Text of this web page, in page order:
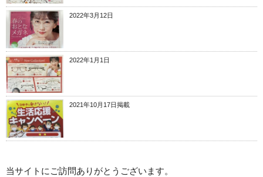
2022年3月12日
2022年1月1日
2021年10月17日掲載
当サイトにご訪問ありがとうございます。